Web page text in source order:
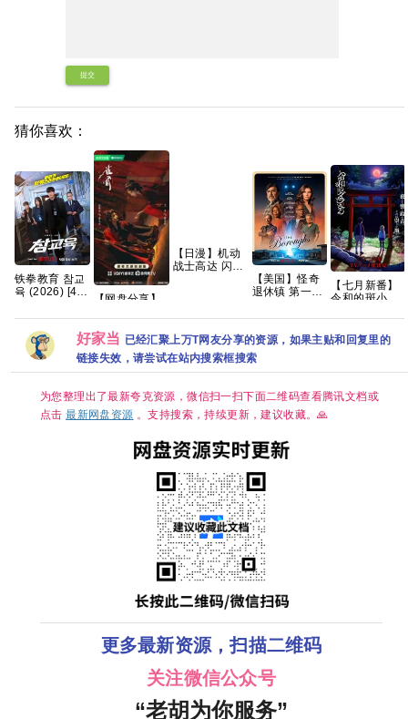
提交
猜你喜欢：
铁拳教育 참교
육 (2026) [4K-
国字幕] [全10
集]【单集5～
8GB】
【网盘分享】
1080P高码艾
米侯明昊古装
爱情
【日漫】机动
战士高达 闪光
第一部】【剧
【内嵌中字】
【豆瓣：8.1】
夸克
【美国】怪奇
退休镇 第一季
悬疑 又名: 时
镇 / 自治镇 夸
克
【七月新番】
令和的斑小姐
网盘+】
好家当 已经汇聚上万T网友分享的资源，如果主贴和回复里的
链接失效，请尝试在站内搜索框搜索
为您整理出了最新夸克资源，微信扫一扫下面二维码查看腾讯文档或
点击最新网盘资源 。支持搜索，持续更新，建议收藏。🙏
更多最新资源，扫描二维码
关注微信公众号
“老胡为你服务”